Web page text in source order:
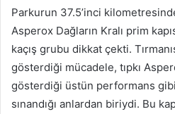
Parkurun 37.5’inci
Asperox Dağların Kralı prim
kaçış grubu dikkat çekti.
gösterdiği mücadele, tıpkı
gösterdiği üstün performans gibi
sınandığı anlardan biriydi. Bu